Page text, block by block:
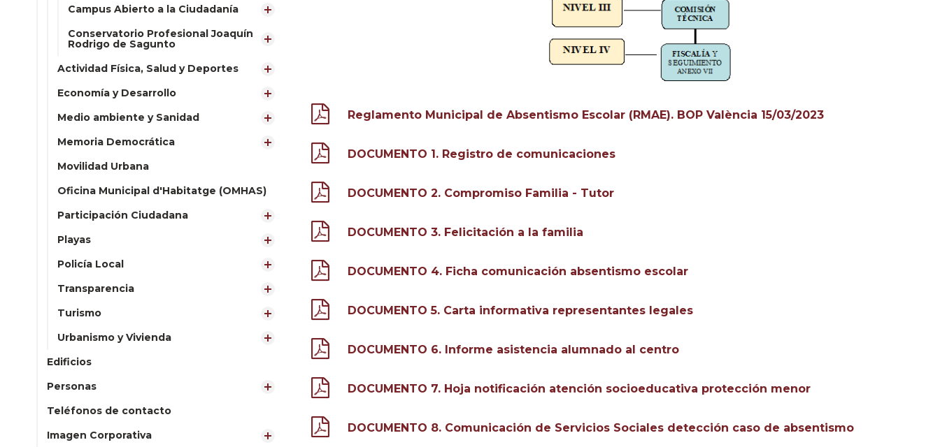
Campus Abierto a la Ciudadanía
Conservatorio Profesional Joaquín
Rodrigo de Sagunto
Actividad Física, Salud y Deportes
Economía y Desarrollo
Medio ambiente y Sanidad
Memoria Democrática
Movilidad Urbana
Oficina Municipal d'Habitatge (OMHAS)
Participación Ciudadana
Playas
Policía Local
Transparencia
Turismo
Urbanismo y Vivienda
Edificios
Personas
Teléfonos de contacto
Imagen Corporativa
Reglamento Municipal de Absentismo Escolar (RMAE). BOP València 15/03/2023
DOCUMENTO 1. Registro de comunicaciones
DOCUMENTO 2. Compromiso Familia - Tutor
DOCUMENTO 3. Felicitación a la familia
DOCUMENTO 4. Ficha comunicación absentismo escolar
DOCUMENTO 5. Carta informativa representantes legales
DOCUMENTO 6. Informe asistencia alumnado al centro
DOCUMENTO 7. Hoja notificación atención socioeducativa protección menor
DOCUMENTO 8. Comunicación de Servicios Sociales detección caso de absentismo